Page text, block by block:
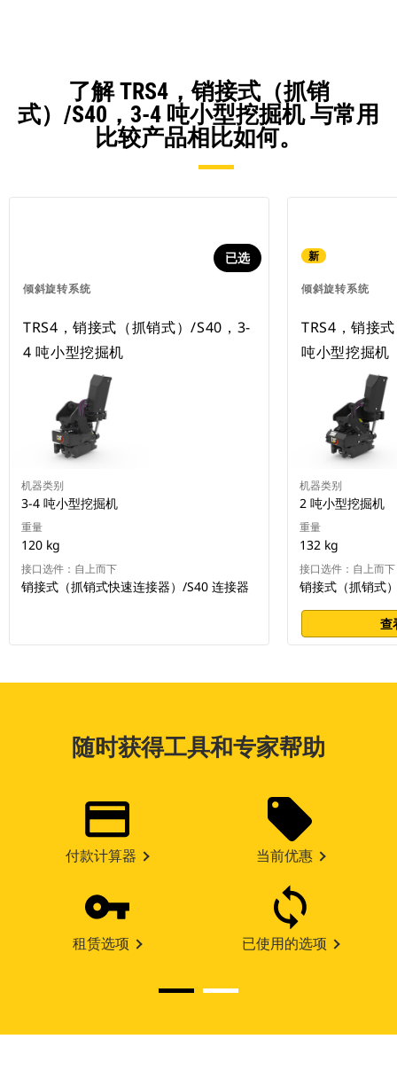
了解 TRS4，销接式（抓销
式）/S40，3-4 吨小型挖掘机 与常用
比较产品相比如何。
倾斜旋转系统
已选
TRS4，销接式（抓销式）/S40，3-
4 吨小型挖掘机
机器类别
3-4 吨小型挖掘机
重量
120 kg
接口选件：自上而下
销接式（抓销式快速连接器）/S40 连接器
新
倾斜旋转系统
TRS4，销接
吨小型挖掘机
机器类别
2 吨小型挖掘机
重量
132 kg
接口选件：自上而下
销接式（抓销式
查
随时获得工具和专家帮助
付款计算器 当前优惠
租赁选项 已使用的选项